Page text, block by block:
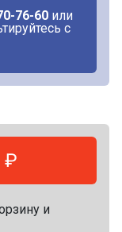
76-60 или
с
₽
и